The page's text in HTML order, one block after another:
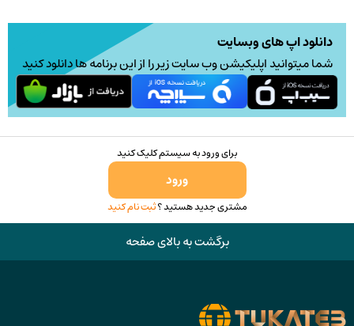
دانلود اپ های وبسایت
شما میتوانید اپلیکیشن وب سایت زیر را از این برنامه ها دانلود کنید
برای ورود به سیستم کلیک کنید
ورود
مشتری جدید هستید ؟ثبت نام کنید
برگشت به بالای صفحه